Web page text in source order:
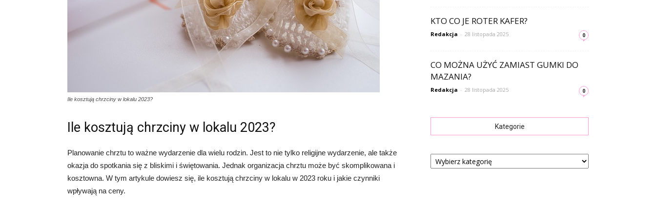
Ile kosztują chrzciny w lokalu 2023?
Ile kosztują chrzciny w lokalu 2023?
Planowanie chrztu to ważne wydarzenie dla wielu rodzin. Jest to nie tylko religijne wydarzenie, ale także
okazja do spotkania się z bliskimi i świętowania. Jednak organizacja chrztu może być skomplikowana i
kosztowna. W tym artykule dowiesz się, ile kosztują chrzciny w lokalu w 2023 roku i jakie czynniki
wpływają na ceny.
KTO CO JE ROTER KAFER?
Redakcja - 28 listopada 2025 0
CO MOŻNA UŻYĆ ZAMIAST GUMKI DO
MAZANIA?
Redakcja - 28 listopada 2025 0
Kategorie
Kategorie